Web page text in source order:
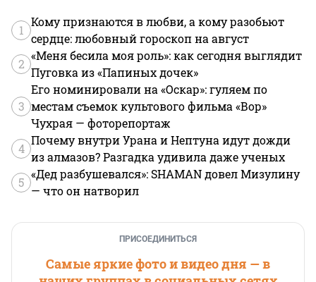
1
Кому признаются в любви, а кому разобьют
сердце: любовный гороскоп на август
2
«Меня бесила моя роль»: как сегодня выглядит
Пуговка из «Папиных дочек»
3
Его номинировали на «Оскар»: гуляем по
местам съемок культового фильма «Вор»
Чухрая — фоторепортаж
4
Почему внутри Урана и Нептуна идут дожди
из алмазов? Разгадка удивила даже ученых
5
«Дед разбушевался»: SHAMAN довел Мизулину
— что он натворил
ПРИСОЕДИНИТЬСЯ
Самые яркие фото и видео дня — в